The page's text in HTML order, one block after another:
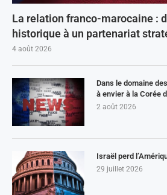
La relation franco-marocaine :
historique à un partenariat
4 août 2026
Dans le domaine
à envier à la Corée
2 août 2026
Israël perd
29 juillet 2026